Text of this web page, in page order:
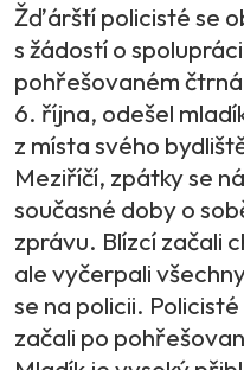
Žďárští policisté se
s žádostí o
pohřešovaném
6. října, odešel
z místa svého
Meziříčí, zpátky se
současné doby o
zprávu. Blízcí začali
ale vyčerpali
se na policii.
začali po